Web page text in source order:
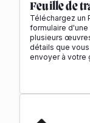
Feuille de
Téléchargez un
formulaire d'une
plusieurs
détails que
envoyer à votre